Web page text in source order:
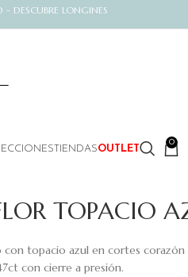
- DESCUBRE LONGINES
TIENDASOUTLET
0
TOPACIO
con topacio azul en cortes
con cierre a presión.